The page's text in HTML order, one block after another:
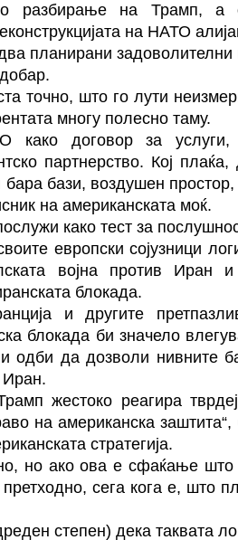
разбирање на Трамп, а
на НАТО
планирани
точно, што го лути
многу полесно таму.
како договор за
партнерство. Кој
бази, воздушен
на американската моќ.
како тест за
европски сојузници
војна против
блокада.
и другите
блокада би значело
одби да дозволи нивните
Иран.
жестоко реагира
на американска
стратегија.
но ако ова е сфаќање
сега кога е, што
степен) дека таквата